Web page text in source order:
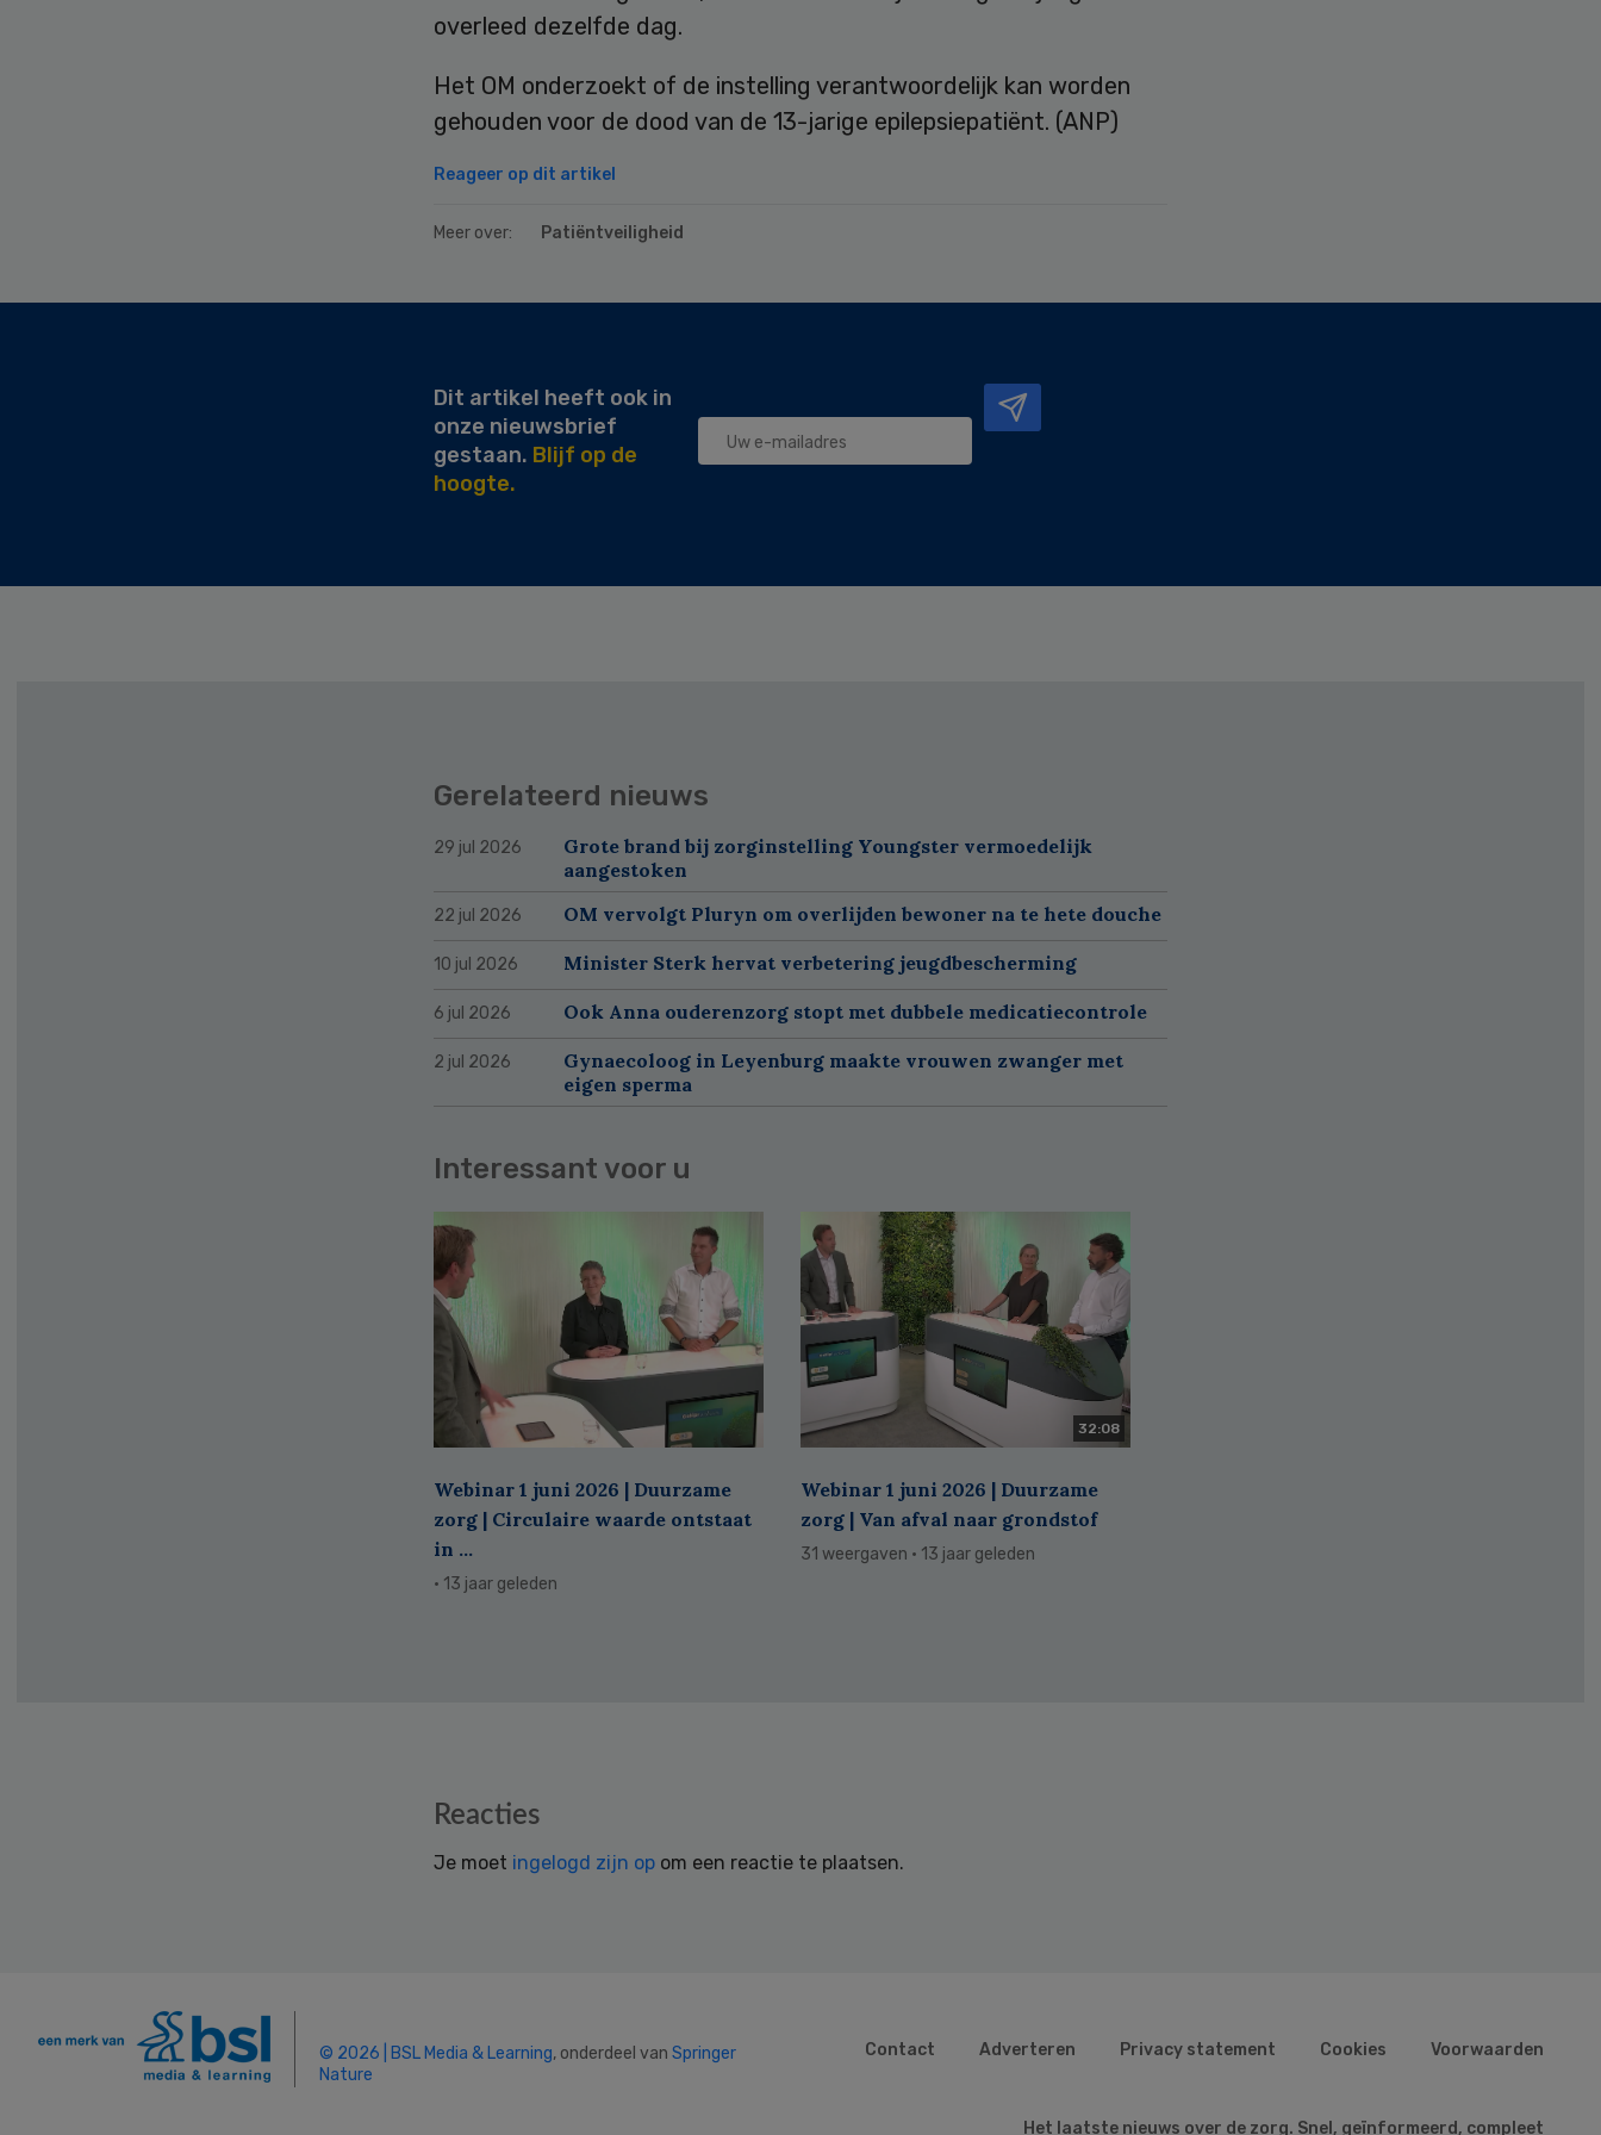
overleed dezelfde dag.
Het OM onderzoekt of de instelling verantwoordelijk kan worden
gehouden voor de dood van de 13-jarige epilepsiepatiënt. (ANP)
Reageer op dit artikel
Meer over: Patiëntveiligheid
Dit artikel heeft ook in
onze nieuwsbrief
gestaan. Blijf op de
hoogte.
Gerelateerd nieuws
29 jul 2026
Grote brand bij zorginstelling Youngster vermoedelijk
aangestoken
22 jul 2026 OM vervolgt Pluryn om overlijden bewoner na te hete douche
10 jul 2026 Minister Sterk hervat verbetering jeugdbescherming
6 jul 2026 Ook Anna ouderenzorg stopt met dubbele medicatiecontrole
2 jul 2026
Gynaecoloog in Leyenburg maakte vrouwen zwanger met
eigen sperma
Interessant voor u
Webinar 1 juni 2026 | Duurzame
zorg | Circulaire waarde ontstaat
in ...
· 13 jaar geleden
32:08
Webinar 1 juni 2026 | Duurzame
zorg | Van afval naar grondstof
31 weergaven · 13 jaar geleden
Reacties
Je moet ingelogd zijn op om een reactie te plaatsen.
© 2026 | BSL Media & Learning, onderdeel van Springer
Nature
Contact Adverteren Privacy statement Cookies Voorwaarden
Het laatste nieuws over de zorg. Snel, geïnformeerd, compleet